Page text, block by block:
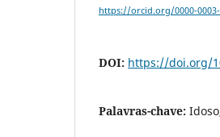
https://orcid.org/0000-0003-
DOI: https://doi.org/
Palavras-chave: